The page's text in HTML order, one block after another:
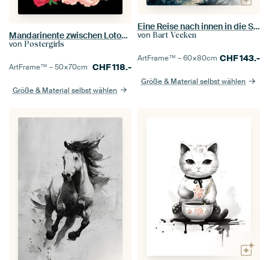
Mandarinente zwischen Lotosblumen
von Postergirls
ArtFrame™ –50×70cm CHF118.-
Größe & Material selbst wählen
Eine Reise nach innen in die Stille des Waldes
von Bart Veeken
ArtFrame™ –60×80cm CHF143.-
Größe & Material selbst wählen